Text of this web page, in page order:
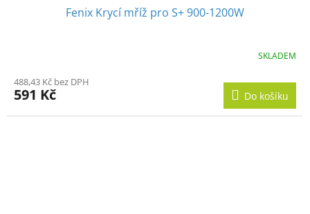
Fenix Krycí mříž pro S+ 900-1200W
SKLADEM
488,43 Kč bez DPH
591 Kč Do košíku